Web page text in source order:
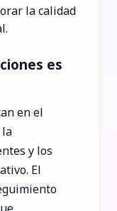
la calidad
es
en el
la
y los
El